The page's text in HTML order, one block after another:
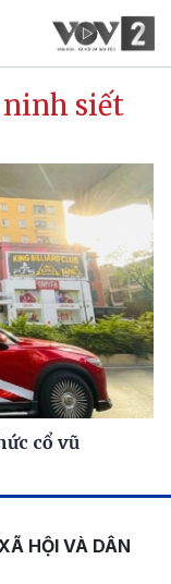
siết
cổ vũ
HỘI VÀ DÂN